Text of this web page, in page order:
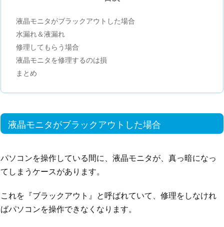
液晶モニタがブラックアウトした場合
水漏れ＆液漏れ
修理してもらう場合
液晶モニタを修理するのは損
まとめ
液晶モニタがブラックアウトした場合
パソコンを操作している間に、液晶モニタが、真っ暗になっ
てしまうケースがあります。
これを『ブラックアウト』と呼ばれていて、修理をしなけれ
ばパソコンを操作できなくなります。